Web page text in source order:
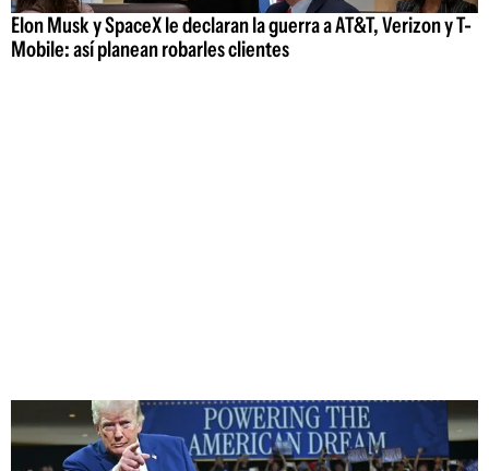
Elon Musk y SpaceX le declaran la guerra a AT&T, Verizon y T-
Mobile: así planean robarles clientes